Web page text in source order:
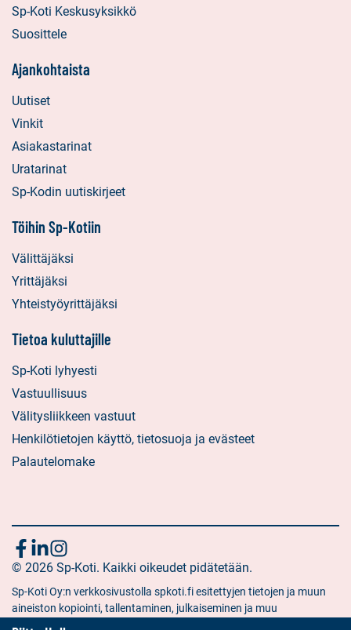
Sp-Koti Keskusyksikkö
Suosittele
Ajankohtaista
Uutiset
Vinkit
Asiakastarinat
Uratarinat
Sp-Kodin uutiskirjeet
Töihin Sp-Kotiin
Välittäjäksi
Yrittäjäksi
Yhteistyöyrittäjäksi
Tietoa kuluttajille
Sp-Koti lyhyesti
Vastuullisuus
Välitysliikkeen vastuut
Henkilötietojen käyttö, tietosuoja ja evästeet
Palautelomake
Seuraa
meitä
Sosiaalinen
media:
facebook
Sosiaalinen
media:
linkedin
Sosiaalinen
media:
instagram
© 2026 Sp-Koti. Kaikki oikeudet pidätetään.
Sp-Koti Oy:n verkkosivustolla spkoti.fi esitettyjen tietojen ja muun
aineiston kopiointi, tallentaminen, julkaiseminen ja muu